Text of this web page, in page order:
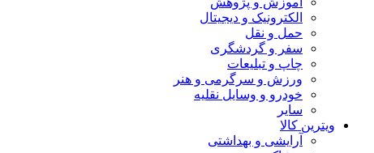
الکترونیک و دیجیتال
حمل و نقل
سفر و گردشگری
چاپ و تبلیعات
ورزش و سرگرمی و هنر
خودرو و وسایل نقلیه
سایر
ویترین کالا
آرایشی و بهداشتی